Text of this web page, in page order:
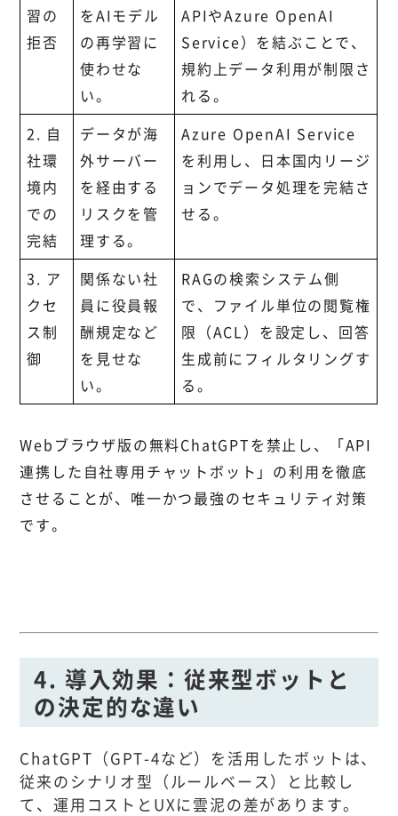
習の
拒否
をAIモデル
の再学習に
使わせな
い。
APIやAzure OpenAI
Service）を結ぶことで、
規約上データ利用が制限さ
れる。
2. 自
社環
境内
での
完結
データが海
外サーバー
を経由する
リスクを管
理する。
Azure OpenAI Service
を利用し、日本国内リージ
ョンでデータ処理を完結さ
せる。
3. ア
クセ
ス制
御
関係ない社
員に役員報
酬規定など
を見せな
い。
RAGの検索システム側
で、ファイル単位の閲覧権
限（ACL）を設定し、回答
生成前にフィルタリングす
る。
Webブラウザ版の無料ChatGPTを禁止し、「API
連携した自社専用チャットボット」の利用を徹底
させることが、唯一かつ最強のセキュリティ対策
です。
4. 導入効果：従来型ボットと
の決定的な違い
ChatGPT（GPT-4など）を活用したボットは、
従来のシナリオ型（ルールベース）と比較し
て、運用コストとUXに雲泥の差があります。